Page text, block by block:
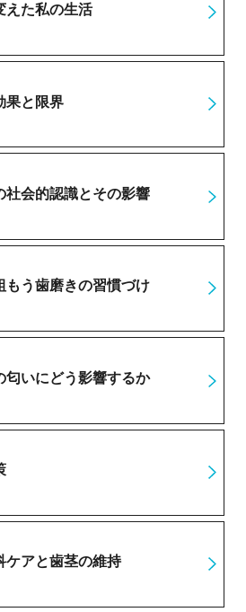
えた私の生活
果と限界
社会的認識とその影響
もう歯磨きの習慣づけ
匂いにどう影響するか
ケアと歯茎の維持